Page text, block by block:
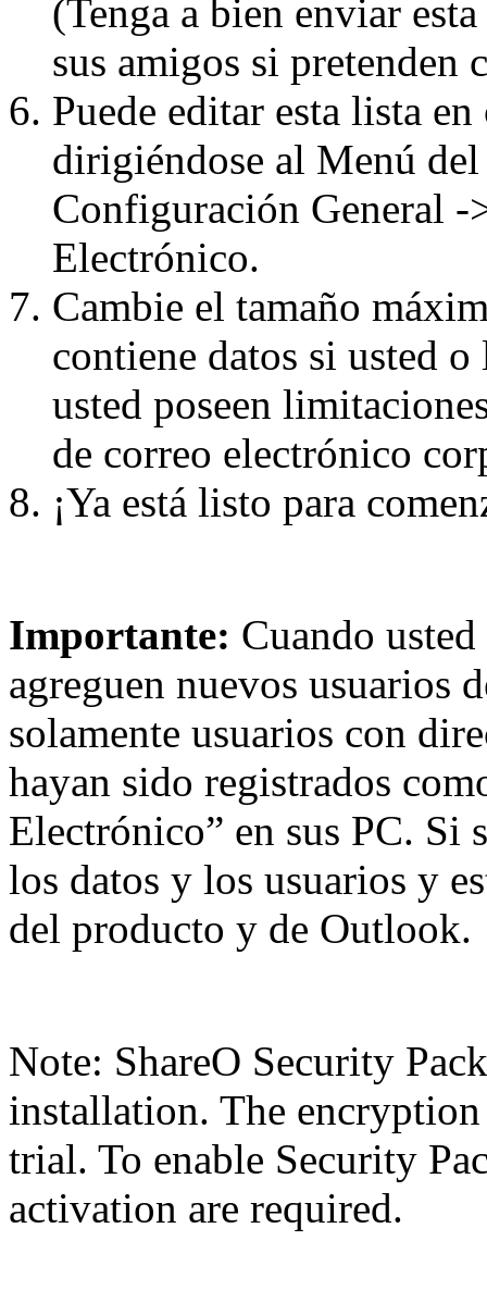
(Tenga a bien enviar
sus amigos si pretenden
Puede editar esta lista
dirigiéndose al Menú
Configuración General
Electrónico.
Cambie el tamaño
contiene datos si usted
usted poseen
de correo electrónico
¡Ya está listo para
Importante: Cuando
agreguen nuevos usuarios
solamente usuarios con
hayan sido registrados
Electrónico” en sus PC. Si
los datos y los usuarios y
del producto y de Outlook.
Note: ShareO Security
installation. The
trial. To enable Security
activation are required.